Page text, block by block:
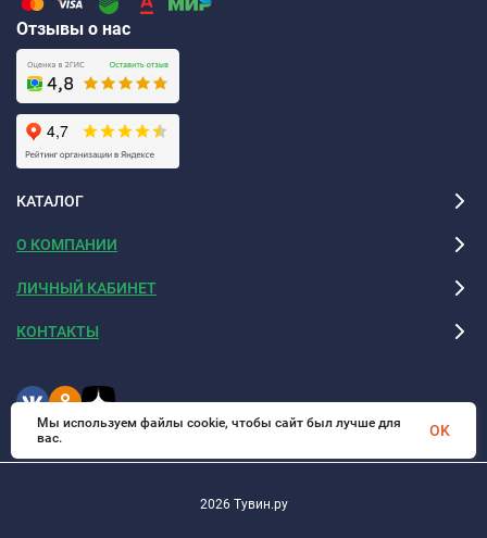
Отзывы о нас
КАТАЛОГ
О КОМПАНИИ
ЛИЧНЫЙ КАБИНЕТ
КОНТАКТЫ
2026 Тувин.ру
Мы используем файлы cookie, чтобы сайт был лучше для
вас.
OK